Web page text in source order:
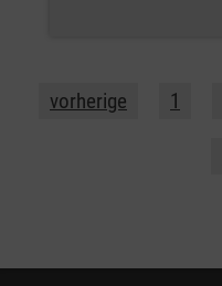
vorherige 1